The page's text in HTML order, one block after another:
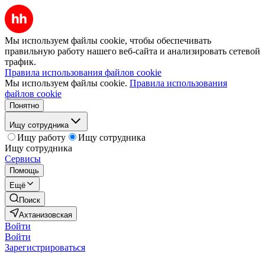
Мы используем файлы cookie, чтобы обеспечивать
правильную работу нашего веб-сайта и анализировать сетевой
трафик.
Правила использования файлов cookie
Мы используем файлы cookie. Правила использования
файлов cookie
Понятно
Ищу сотрудника
Ищу работу
Ищу сотрудника
Ищу сотрудника
Сервисы
Помощь
Ещё
Поиск
Ахтанизовская
Войти
Войти
Зарегистрироваться